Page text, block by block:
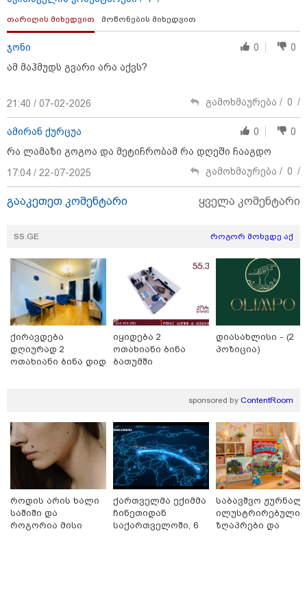
თვით თავისუფლების აღკვეთა მიესაჯა
4 წლით პატიმრობა მიესაჯა
სანიტარს, რომელმაც შვილი
შემდეგ კი დაზიანებები მიაყენა
12:44 / 06-08-2026
"ნია იმნაძის სახლში ფარული
მოსასმენი იყო დამონტაჟებული,
პროკურატურა" - რა დეტალებზე
გიგა ავალიანის საქმეზე
დაკავებული ნია იმნაძე
კლინიკიდან ზაჰესის დროებითი
მოთავსების იზოლატორში
გადაიყვანეს
11:08 / 06-08-2026
"დააკავეს არასრულწლოვანი,
დაამონტაჟა, მიანიჭა
გაავრცელა" - შსს
კატეგორიის ყველა სიახლე
მკითხველის რჩევით
თარიღის მიხედვით მოწონების მიხედვით
ჯონი 0
0
ამ მაჰმუდს გვარი არა აქვს?
21:40 / 07-02-2026 გამოხმაურება / 0 /
ამირან ქურცუა 0
0
რა ლამაზი გოგოა და მეტიჩრობამ რა დღეში ჩააგდო
17:04 / 22-07-2025
გამოხმაურება / 0 /
გააკეთეთ კომენტარი ყველა კომენტარი
SS.GE როგორ მოხვდე აქ
ქირავდება
დღიურად 2
ოთახიანი ბინა დიდ
იყიდება 2
ოთახიანი ბინა
ბათუმში
დიასახლისი - (2
პოზიცია)
sponsored by ContentRoom
როდის არის ხალი
საშიში და
როგორია მისი
ქართველმა ექიმმა
ჩინეთიდან
საქართველოში, 6
საბავშვო
ილუსტრირებული
ზღაპრები და